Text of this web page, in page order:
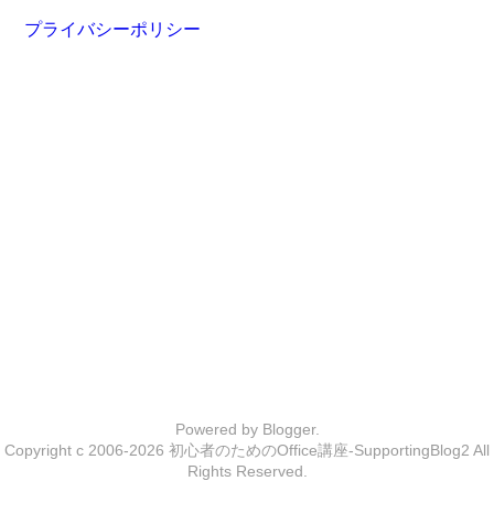
プライバシーポリシー
Powered by Blogger.
Copyright c 2006-2026 初心者のためのOffice講座-SupportingBlog2 All
Rights Reserved.